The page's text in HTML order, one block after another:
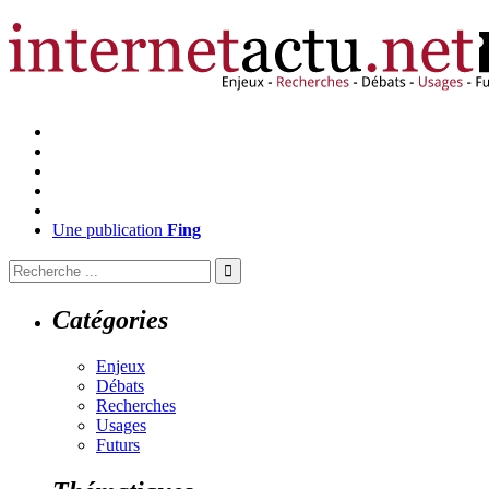
Une publication Fing
Catégories
Enjeux
Débats
Recherches
Usages
Futurs